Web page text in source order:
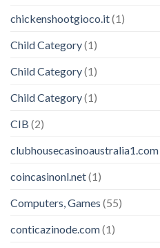
chickenshootgioco.it(1)
Child Category(1)
Child Category(1)
Child Category(1)
CIB (2)
clubhousecasinoaustralia1.com
coincasinonl.net(1)
Computers, Games (55)
conticazinode.com(1)